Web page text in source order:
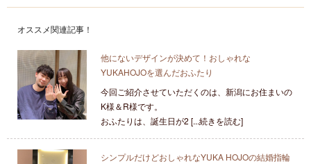
オススメ関連記事！
他にないデザインが決めて！おしゃれな
YUKAHOJOを選んだおふたり
今回ご紹介させていただくのは、新潟にお住まいの
K様＆R様です。
おふたりは、誕生日が2 [...続きを読む]
シンプルだけどおしゃれなYUKA HOJOの結婚指輪